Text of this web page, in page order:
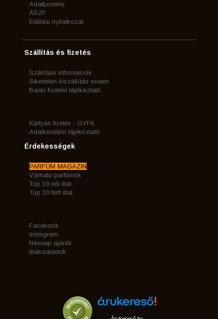
Adatkezelés
ÁSZF
Elállási nyilatkozat
Szállítás és fizetés
Szállítási információk
Sikertelen kiszállítás esetén
Banki fizetési tájékoztató
Kártyás fizetés - GYFK
Adatkezelési tájékoztató
Érdekességek
PARFÜM MAGAZIN
Várható parfümök
Top 10 női illat
Top 10 férfi illat
Facebook
Instagram
Névnap ajánló
Illatcsaládok